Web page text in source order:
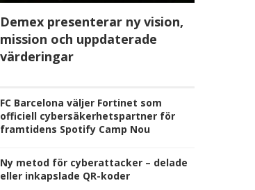
Demex presenterar ny vision,
mission och uppdaterade
värderingar
FC Barcelona väljer Fortinet som
officiell cybersäkerhetspartner för
framtidens Spotify Camp Nou
Ny metod för cyberattacker – delade
eller inkapslade QR-koder